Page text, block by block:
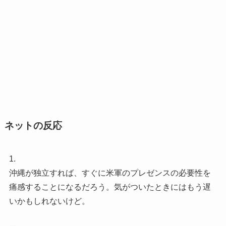
ネットの反応
1.
沖縄が独立すれば、すぐに米軍のプレゼンスの必要性を
痛感することになるだろう。気がついたときにはもう遅
いかもしれないけど。